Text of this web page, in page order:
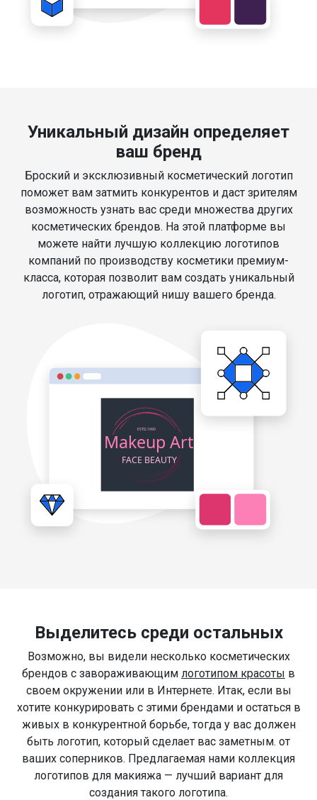
Уникальный дизайн определяет
ваш бренд
Броский и эксклюзивный косметический логотип
поможет вам затмить конкурентов и даст зрителям
возможность узнать вас среди множества других
косметических брендов. На этой платформе вы
можете найти лучшую коллекцию логотипов
компаний по производству косметики премиум-
класса, которая позволит вам создать уникальный
логотип, отражающий нишу вашего бренда.
Выделитесь среди остальных
Возможно, вы видели несколько косметических
брендов с завораживающим логотипом красоты в
своем окружении или в Интернете. Итак, если вы
хотите конкурировать с этими брендами и остаться в
живых в конкурентной борьбе, тогда у вас должен
быть логотип, который сделает вас заметным. от
ваших соперников. Предлагаемая нами коллекция
логотипов для макияжа — лучший вариант для
создания такого логотипа.